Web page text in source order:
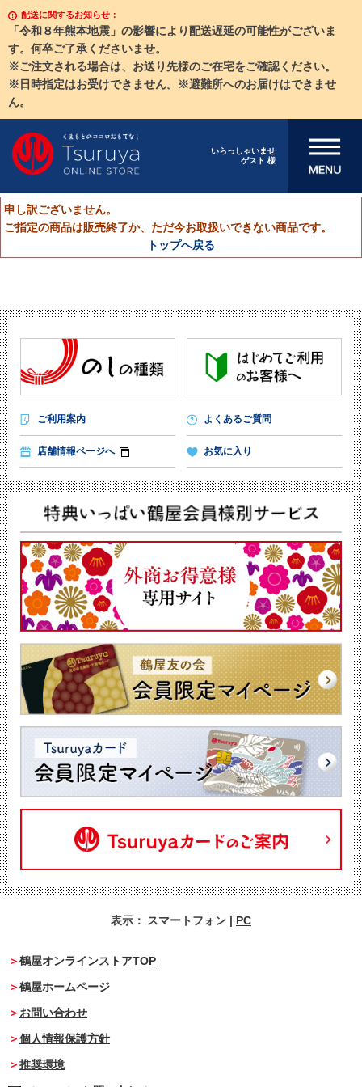
配送に関するお知らせ：
「令和８年熊本地震」の影響により配送遅延の可能性がございま
す。何卒ご了承くださいませ。
※ご注文される場合は、お送り先様のご在宅をご確認ください。
※日時指定はお受けできません。※避難所へのお届けはできませ
ん。
いらっしゃいませ
ゲスト 様
メニューを開
申し訳ございません。
ご指定の商品は販売終了か、ただ今お取扱いできない商品です。
トップへ戻る
ご利用案内 よくあるご質問
店舗情報ページへ お気に入り
表示： スマートフォン | PC
鶴屋オンラインストアTOP
鶴屋ホームページ
お問い合わせ
個人情報保護方針
推奨環境